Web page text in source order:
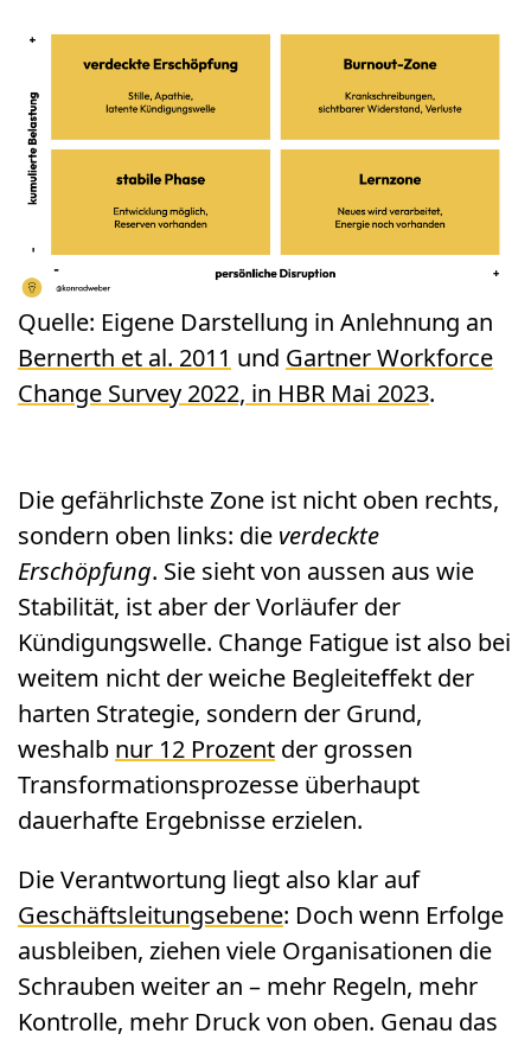
Quelle: Eigene Darstellung in Anlehnung an
Bernerth et al. 2011 und Gartner Workforce
Change Survey 2022, in HBR Mai 2023.
Die gefährlichste Zone ist nicht oben rechts,
sondern oben links: die verdeckte
Erschöpfung. Sie sieht von aussen aus wie
Stabilität, ist aber der Vorläufer der
Kündigungswelle. Change Fatigue ist also bei
weitem nicht der weiche Begleiteffekt der
harten Strategie, sondern der Grund,
weshalb nur 12 Prozent der grossen
Transformationsprozesse überhaupt
dauerhafte Ergebnisse erzielen.
Die Verantwortung liegt also klar auf
Geschäftsleitungsebene: Doch wenn Erfolge
ausbleiben, ziehen viele Organisationen die
Schrauben weiter an – mehr Regeln, mehr
Kontrolle, mehr Druck von oben. Genau das